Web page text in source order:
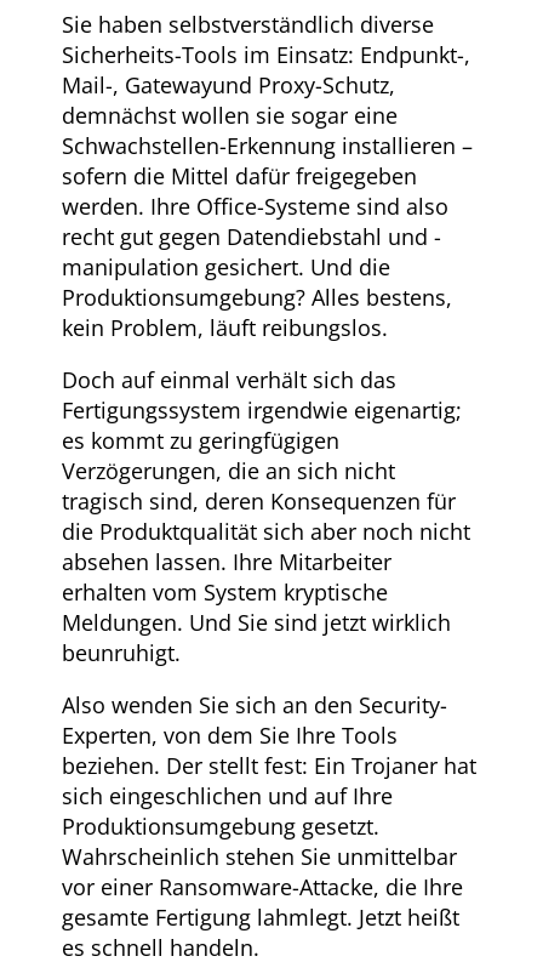
Sie haben selbstverständlich diverse
Sicherheits-Tools im Einsatz: Endpunkt-,
Mail-, Gatewayund Proxy-Schutz,
demnächst wollen sie sogar eine
Schwachstellen-Erkennung installieren –
sofern die Mittel dafür freigegeben
werden. Ihre Office-Systeme sind also
recht gut gegen Datendiebstahl und -
manipulation gesichert. Und die
Produktionsumgebung? Alles bestens,
kein Problem, läuft reibungslos.
Doch auf einmal verhält sich das
Fertigungssystem irgendwie eigenartig;
es kommt zu geringfügigen
Verzögerungen, die an sich nicht
tragisch sind, deren Konsequenzen für
die Produktqualität sich aber noch nicht
absehen lassen. Ihre Mitarbeiter
erhalten vom System kryptische
Meldungen. Und Sie sind jetzt wirklich
beunruhigt.
Also wenden Sie sich an den Security-
Experten, von dem Sie Ihre Tools
beziehen. Der stellt fest: Ein Trojaner hat
sich eingeschlichen und auf Ihre
Produktionsumgebung gesetzt.
Wahrscheinlich stehen Sie unmittelbar
vor einer Ransomware-Attacke, die Ihre
gesamte Fertigung lahmlegt. Jetzt heißt
es schnell handeln.